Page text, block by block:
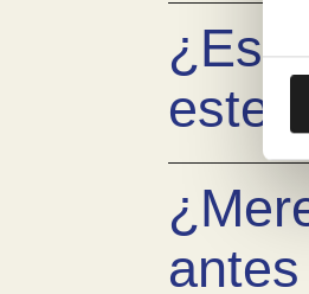
¿Es
este